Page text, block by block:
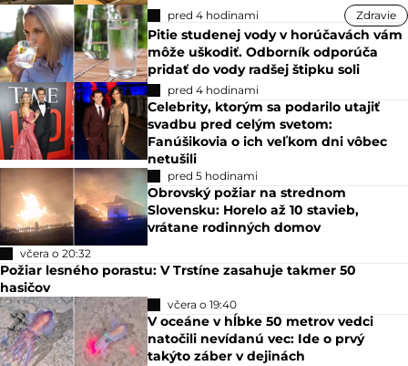
pred 4 hodinami Zdravie
Pitie studenej vody v horúčavách vám
môže uškodiť. Odborník odporúča
pridať do vody radšej štipku soli
pred 4 hodinami
Celebrity, ktorým sa podarilo utajiť
svadbu pred celým svetom:
Fanúšikovia o ich veľkom dni vôbec
netušili
pred 5 hodinami
Obrovský požiar na strednom
Slovensku: Horelo až 10 stavieb,
vrátane rodinných domov
včera o 20:32
Požiar lesného porastu: V Trstíne zasahuje takmer 50
hasičov
včera o 19:40
V oceáne v hĺbke 50 metrov vedci
natočili nevídanú vec: Ide o prvý
takýto záber v dejinách